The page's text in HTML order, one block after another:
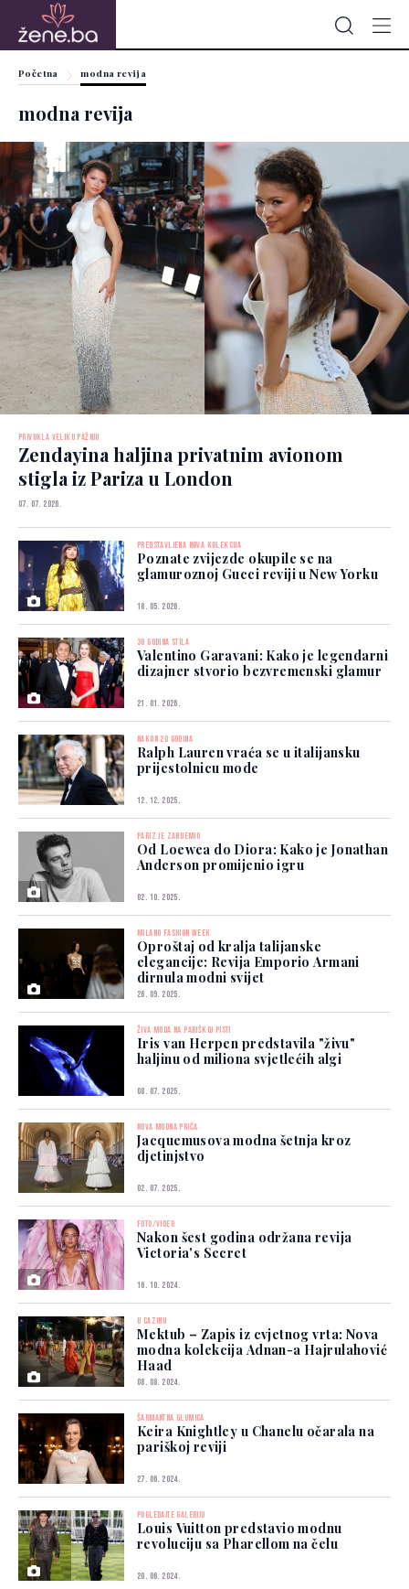
Početna modna revija
modna revija
PRIVUKLA VELIKU PAŽNJU
Zendayina haljina privatnim avionom
stigla iz Pariza u London
07. 07. 2026.
PREDSTAVLJENA NOVA KOLEKCIJA
Poznate zvijezde okupile se na
glamuroznoj Gucci reviji u New Yorku
18. 05. 2026.
30 GODINA STILA
Valentino Garavani: Kako je legendarni
dizajner stvorio bezvremenski glamur
21. 01. 2026.
NAKON 20 GODINA
Ralph Lauren vraća se u italijansku
prijestolnicu mode
12. 12. 2025.
PARIZ JE ZANIJEMIO
Od Loewea do Diora: Kako je Jonathan
Anderson promijenio igru
02. 10. 2025.
MILANO FASHION WEEK
Oproštaj od kralja talijanske
elegancije: Revija Emporio Armani
dirnula modni svijet
26. 09. 2025.
ŽIVA MODA NA PARIŠKOJ PISTI
Iris van Herpen predstavila "živu"
haljinu od miliona svjetlećih algi
08. 07. 2025.
NOVA MODNA PRIČA
Jacquemusova modna šetnja kroz
djetinjstvo
02. 07. 2025.
FOTO/VIDEO
Nakon šest godina održana revija
Victoria's Secret
16. 10. 2024.
U CAZINU
Mektub – Zapis iz cvjetnog vrta: Nova
modna kolekcija Adnan-a Hajrulahović
Haad
08. 08. 2024.
ŠARMANTNA GLUMICA
Keira Knightley u Chanelu očarala na
pariškoj reviji
27. 06. 2024.
POGLEDAJTE GALERIJU
Louis Vuitton predstavio modnu
revoluciju sa Pharellom na čelu
20. 06. 2024.